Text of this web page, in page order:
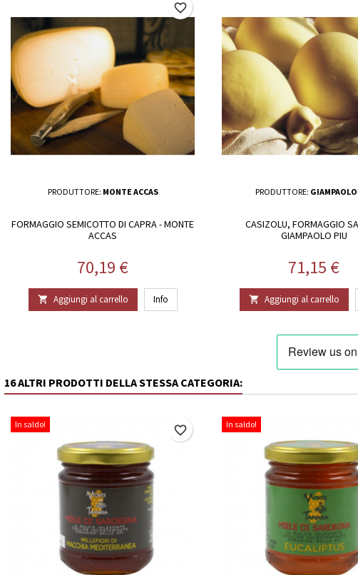
PRODUTTORE: MONTE ACCAS
FORMAGGIO SEMICOTTO DI CAPRA - MONTE
ACCAS
Prezzo
70,19 €
 Aggiungi al carrello Info
favorite_border
PRODUTTORE:
CASIZOLU, FORMAGGIO
GIAMPAOLO PIU
Prezzo
71,15 €
 Aggiungi al carrello
16 ALTRI PRODOTTI DELLA STESSA CATEGORIA:
In saldo! favorite_border In saldo!